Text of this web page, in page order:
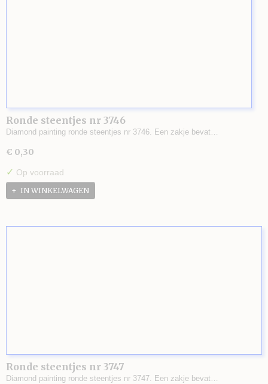
Ronde steentjes nr 3746
Diamond painting ronde steentjes nr 3746. Een zakje bevat…
€ 0,30
✓ Op voorraad
IN WINKELWAGEN
Ronde steentjes nr 3747
Diamond painting ronde steentjes nr 3747. Een zakje bevat…